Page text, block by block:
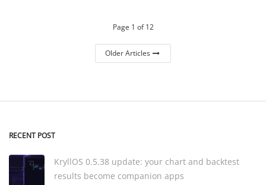
Page 1 of 12
Older Articles
RECENT POST
KryllOS 0.5.38 update: your chart and backtest
results become companion apps